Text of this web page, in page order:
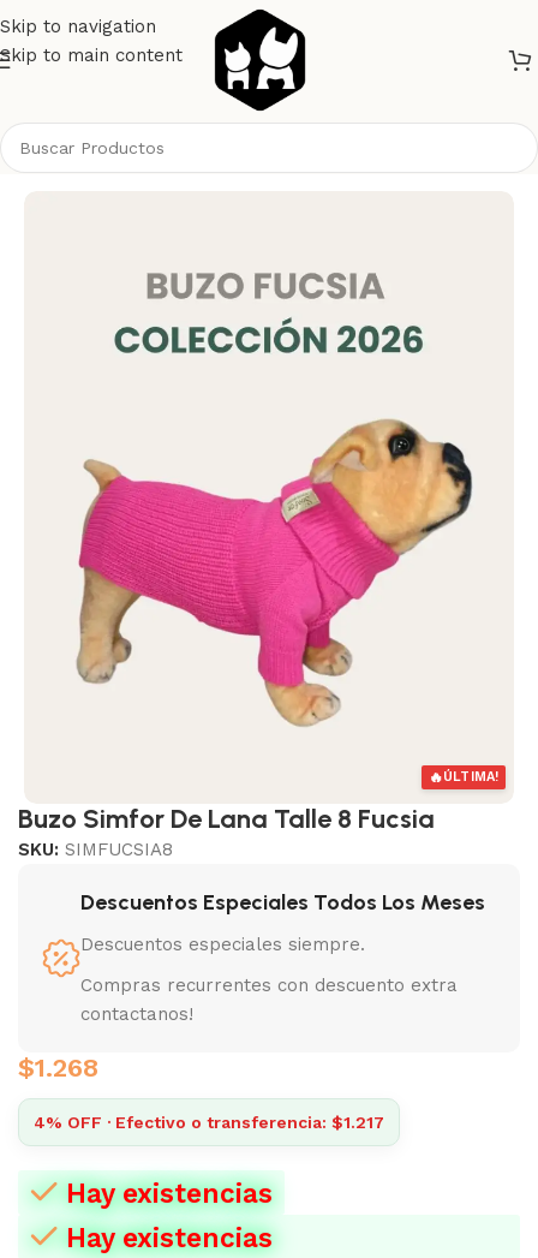
Skip to navigation
Skip to main content
🔥ÚLTIMA!
Buzo Simfor De Lana Talle 8 Fucsia
SKU: SIMFUCSIA8
Descuentos Especiales Todos Los Meses
Descuentos especiales siempre.
Compras recurrentes con descuento extra
contactanos!
$1.268
4% OFF · Efectivo o transferencia: $1.217
Hay existencias
Hay existencias